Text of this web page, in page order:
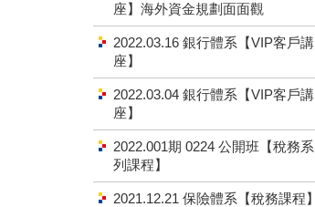
座】海外資金規劃面面觀
2022.03.16 銀行體系【VIP客戶講
座】
2022.03.04 銀行體系【VIP客戶講
座】
2022.001期 0224 公開班【稅務系
列課程】
2021.12.21 保險體系【稅務課程】